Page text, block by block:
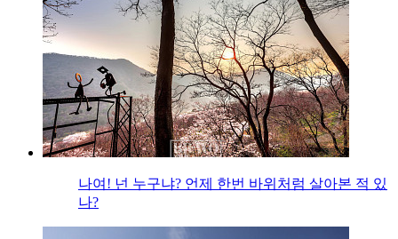
나여! 넌 누구냐? 언제 한번 바위처럼 살아본 적 있
나?